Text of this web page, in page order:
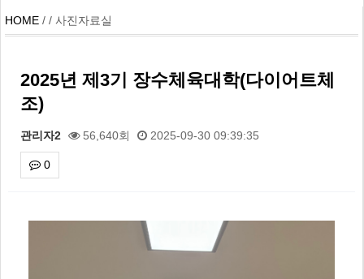
HOME / / 사진자료실
2025년 제3기 장수체육대학(다이어트체
조)
관리자2 56,640회 2025-09-30 09:39:35
0